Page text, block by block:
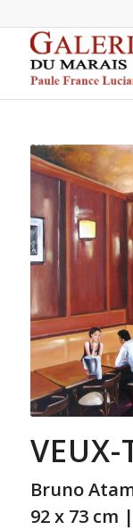
VEUX-
Bruno
92 x 73 cm